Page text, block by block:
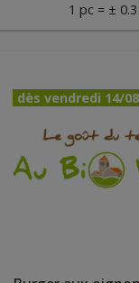
1 pc = ±
dès vendredi 14/